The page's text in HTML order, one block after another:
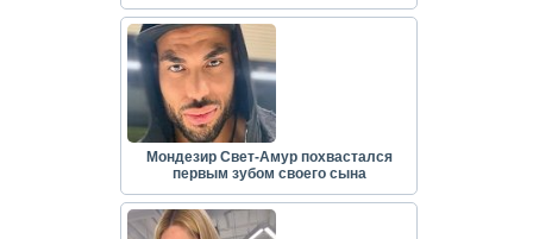
Мондезир Свет-Амур похвастался
первым зубом своего сына